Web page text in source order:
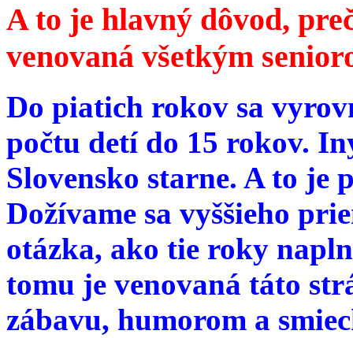
A to je hlavný dôvod,
venovaná všetkým
Do piatich rokov sa
počtu detí do 15 rokov.
Slovensko starne. A to je
Dožívame sa vyššieho
otázka, ako tie roky
tomu je venovaná táto
zábavu, humorom a